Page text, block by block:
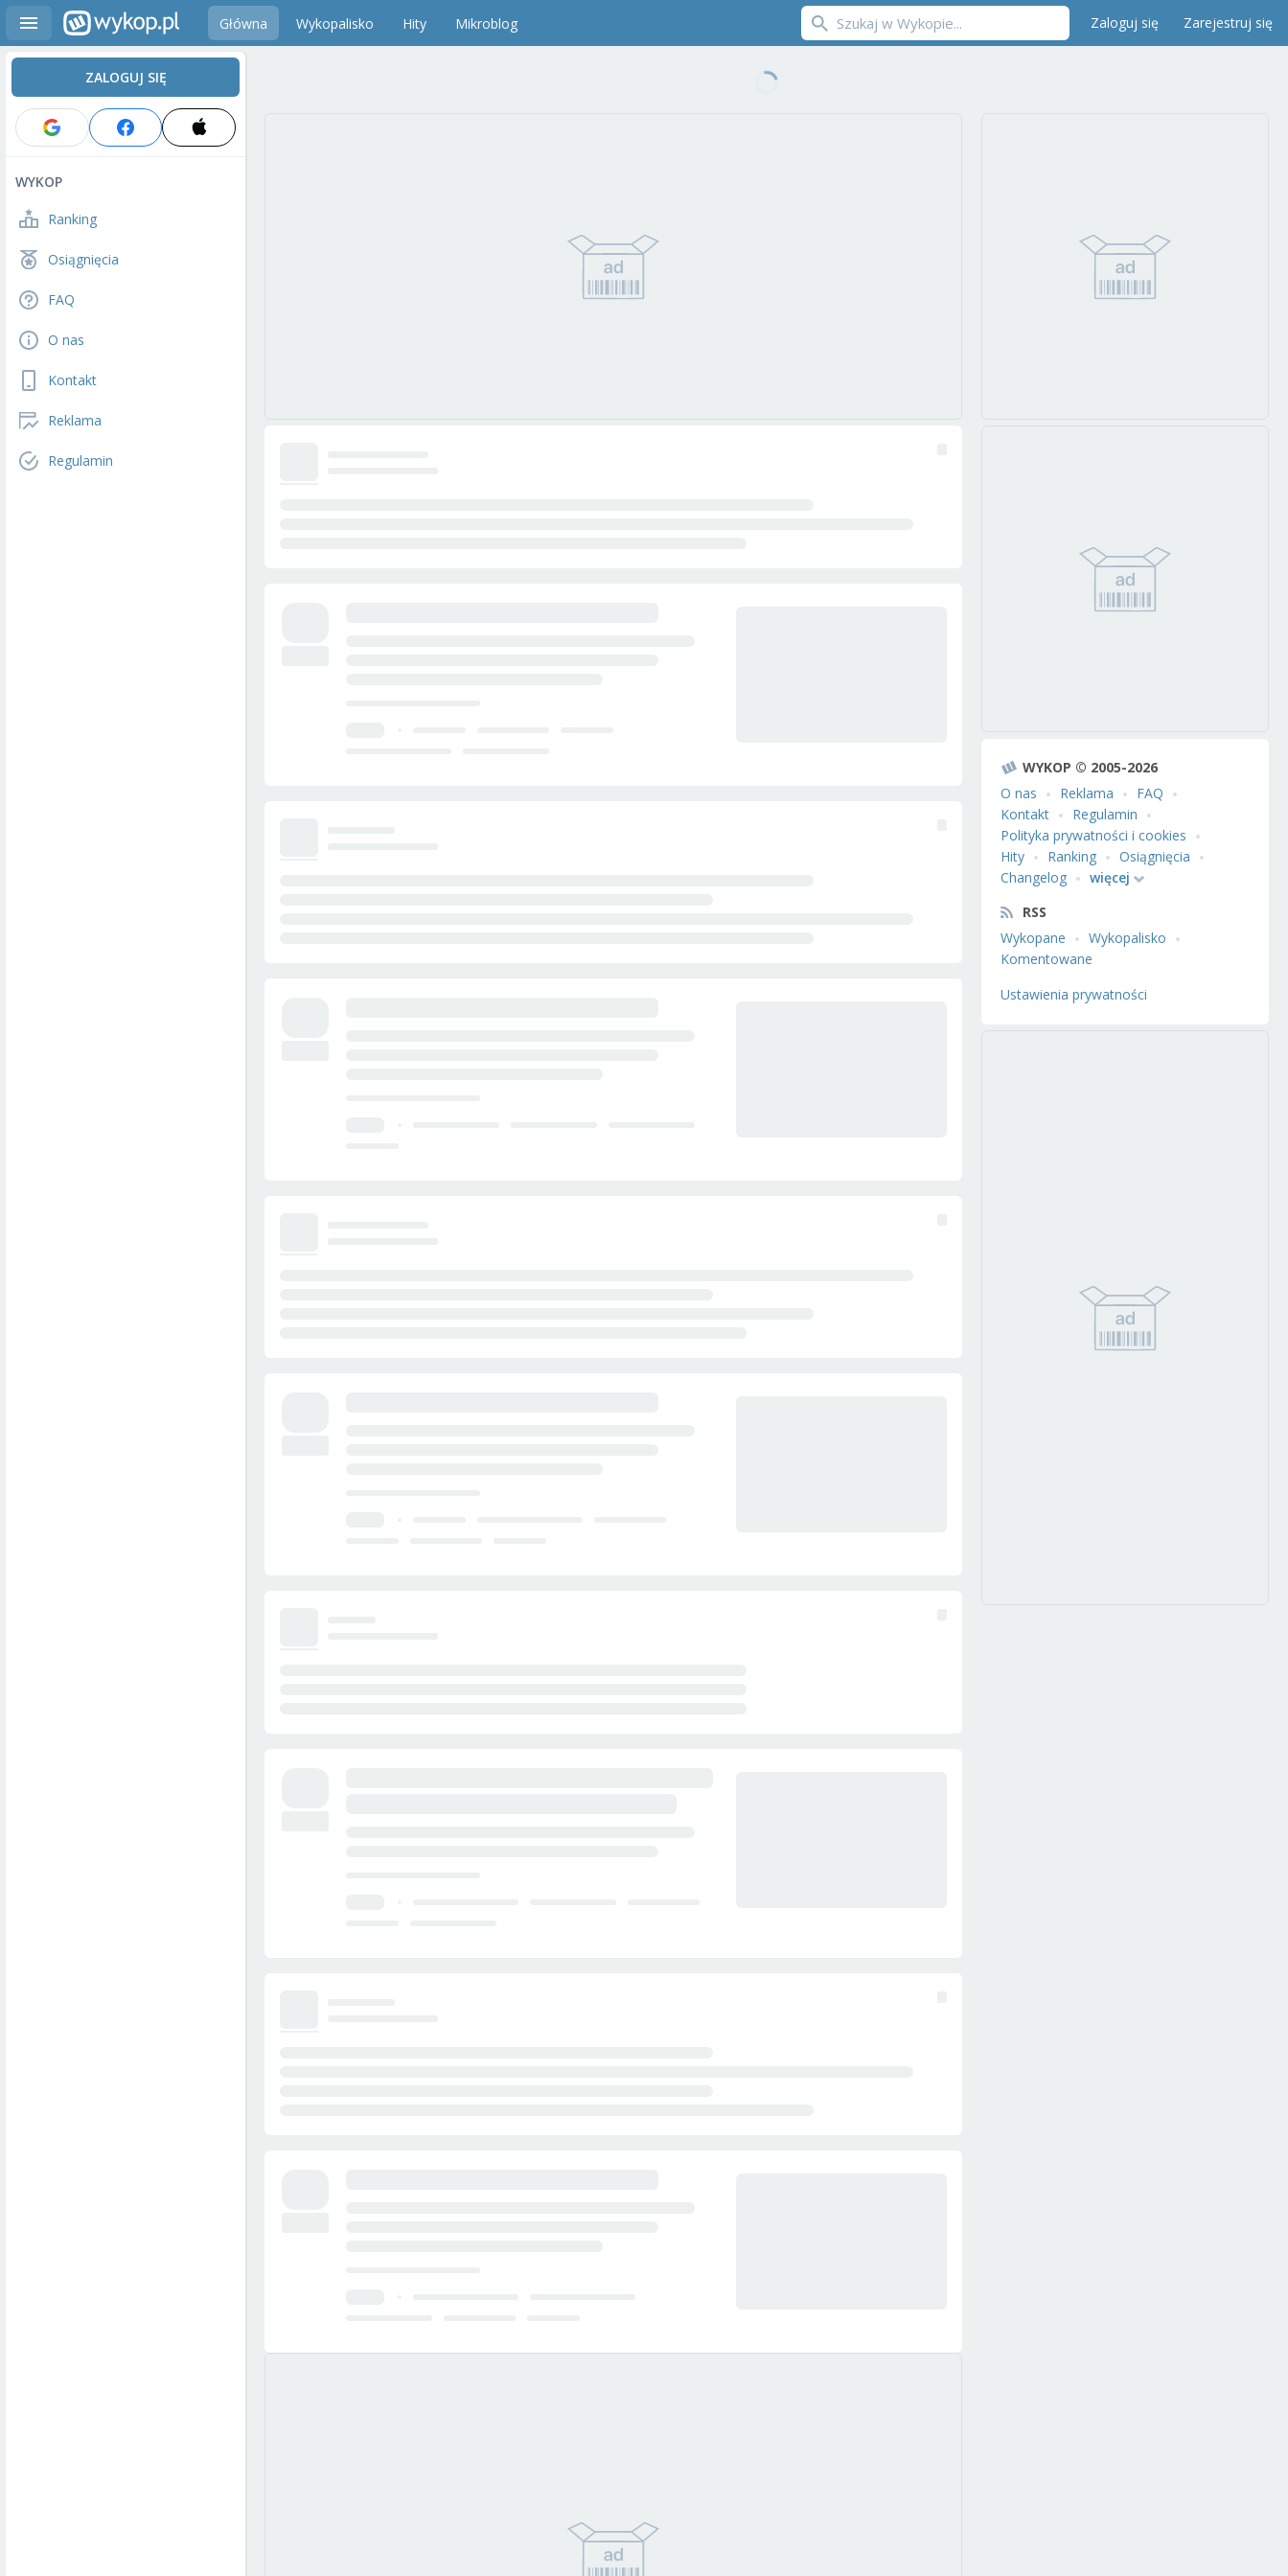
Główna Wykopalisko Hity Mikroblog Zaloguj się Zarejestruj się
ZALOGUJ SIĘ
WYKOP
Ranking
Osiągnięcia
FAQ
O nas
Kontakt
Reklama
Regulamin
WYKOP © 2005-2026
O nas
Reklama
FAQ
Kontakt
Regulamin
Polityka prywatności i cookies
Hity
Ranking
Osiągnięcia
Changelog
więcej
RSS
Wykopane
Wykopalisko
Komentowane
Ustawienia prywatności